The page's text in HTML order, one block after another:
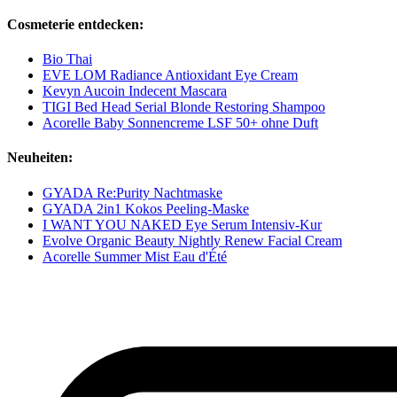
Cosmeterie entdecken:
Bio Thai
EVE LOM Radiance Antioxidant Eye Cream
Kevyn Aucoin Indecent Mascara
TIGI Bed Head Serial Blonde Restoring Shampoo
Acorelle Baby Sonnencreme LSF 50+ ohne Duft
Neuheiten:
GYADA Re:Purity Nachtmaske
GYADA 2in1 Kokos Peeling-Maske
I WANT YOU NAKED Eye Serum Intensiv-Kur
Evolve Organic Beauty Nightly Renew Facial Cream
Acorelle Summer Mist Eau d'Été